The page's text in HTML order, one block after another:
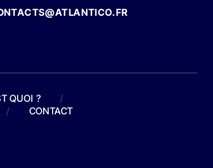
QUOI ?
/
/ CONTACT